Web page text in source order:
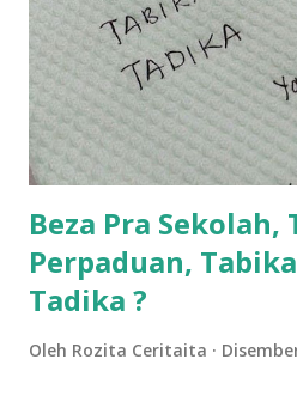
bahagi lah siapa nak pimpin
dukung adik hadi sambil pimpin
ngah dengan abg long terserah
kalau ikut anak-anak semua nak
ba...
Beza Pra Sekolah,
Perpaduan,
Tadika ?
Oleh Rozita Ceritaita